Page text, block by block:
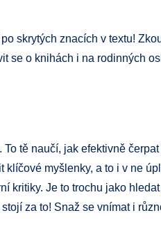
skrytých znacích v textu!
se o knihách i na rodinných
. To tě naučí, jak efektivně
klíčové myšlenky, a to i v ne
kritiky. Je to trochu jako
za to! Snaž se vnímat i